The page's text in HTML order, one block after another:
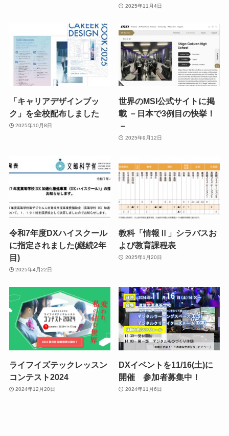
2025年11月4日
「キャリアデザインブッ
ク」を全校配布しました
2025年10月8日
世界のMSI公式サイトに掲
載 －日本で3例目の快挙！
－
2025年9月12日
令和7年度DXハイスクール
に指定されました(継続2年
目)
2025年4月22日
教科「情報Ⅱ」シラバスお
よび教育課程表
2025年1月20日
ライフイズテックレッスン
コンテスト2024
2024年12月20日
DXイベントを11/16(土)に
開催 参加者募集中！
2024年11月6日